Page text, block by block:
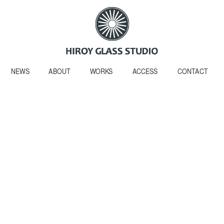
NEWS ABOUT WORKS ACCESS CONTACT